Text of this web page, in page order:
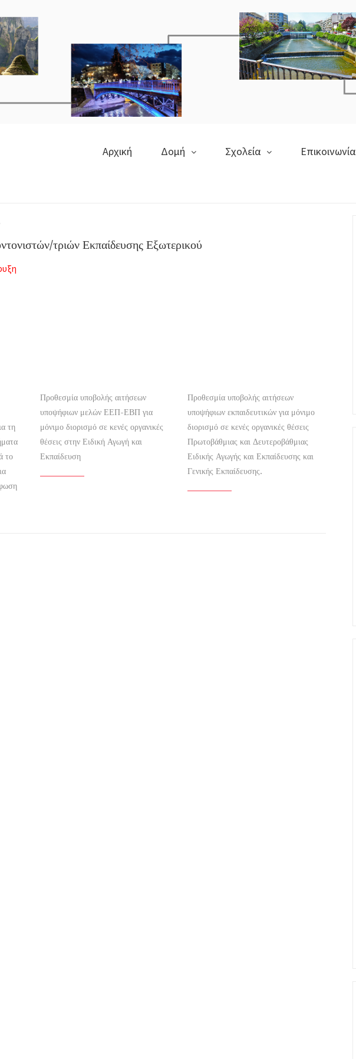
Αρχική Δομή Σχολεία Επικοινωνία
τριών Εκπαίδευσης Εξωτερικού
τη
το
Προθεσμία υποβολής αιτήσεων
υποψήφιων μελών ΕΕΠ-ΕΒΠ για
μόνιμο διορισμό σε κενές οργανικές
θέσεις στην Ειδική Αγωγή και
Εκπαίδευση
Προθεσμία υποβολής αιτήσεων
υποψήφιων εκπαιδευτικών για μόνιμο
διορισμό σε κενές οργανικές θέσεις
Πρωτοβάθμιας και Δευτεροβάθμιας
Ειδικής Αγωγής και Εκπαίδευσης και
Γενικής Εκπαίδευσης.